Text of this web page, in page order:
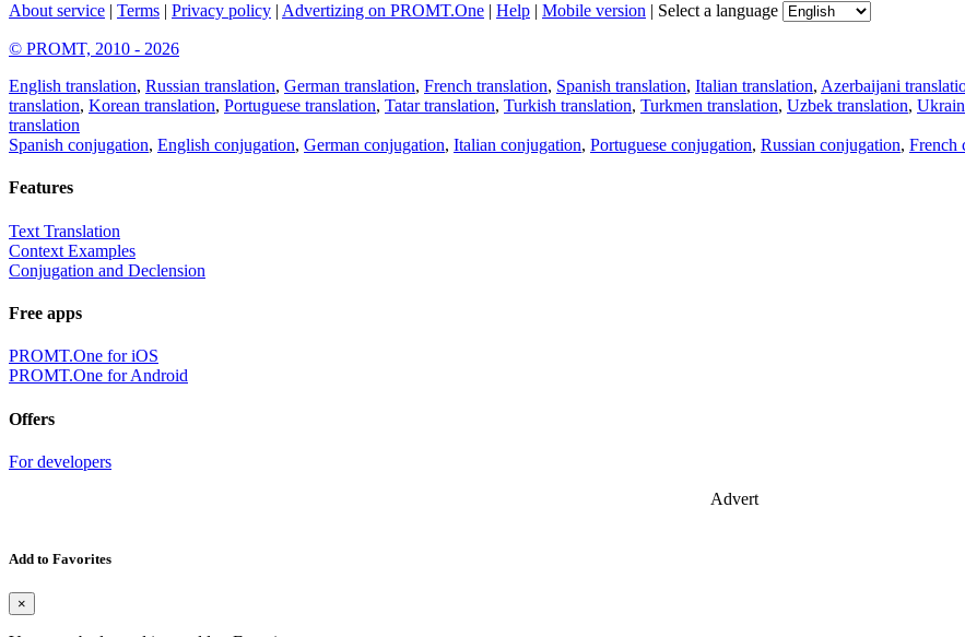
About service | Terms | Privacy policy | Advertizing on PROMT.One | Help | Mobile version | Select a language
© PROMT, 2010 - 2026
English translation, Russian translation, German translation, French translation, Spanish translation, Italian translation, Azerbaijani
translation, Korean translation, Portuguese translation, Tatar translation, Turkish translation, Turkmen translation, Uzbek translation,
translation
Spanish conjugation, English conjugation, German conjugation, Italian conjugation, Portuguese conjugation, Russian conjugation, French
Features
Text Translation
Context Examples
Conjugation and Declension
Free apps
PROMT.One for iOS
PROMT.One for Android
Offers
For developers
Advert
Add to Favorites
×